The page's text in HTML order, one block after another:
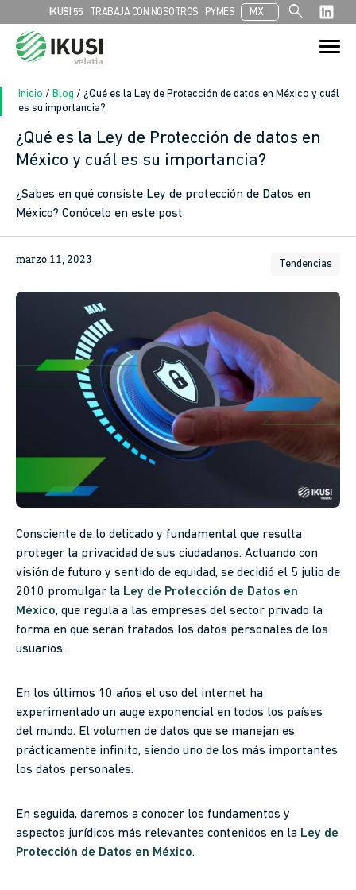
IKUSI 55 TRABAJA CON NOSOTROS PYMES MX search
Search
for:
Search Button
Inicio / Blog / ¿Qué es la Ley de Protección de datos en México y cuál
es su importancia?
¿Qué es la Ley de Protección de datos en
México y cuál es su importancia?
¿Sabes en qué consiste Ley de protección de Datos en
México? Conócelo en este post
marzo 11, 2023 Tendencias
Consciente de lo delicado y fundamental que resulta
proteger la privacidad de sus ciudadanos. Actuando con
visión de futuro y sentido de equidad, se decidió el 5 julio de
2010 promulgar la Ley de Protección de Datos en
México, que regula a las empresas del sector privado la
forma en que serán tratados los datos personales de los
usuarios.
En los últimos 10 años el uso del internet ha
experimentado un auge exponencial en todos los países
del mundo. El volumen de datos que se manejan es
prácticamente infinito, siendo uno de los más importantes
los datos personales.
En seguida, daremos a conocer los fundamentos y
aspectos jurídicos más relevantes contenidos en la Ley de
Protección de Datos en México.